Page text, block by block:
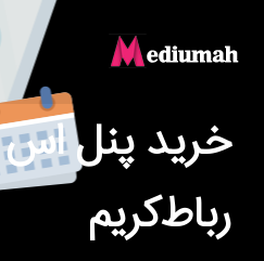
خرید پنل
رباط‌کریم